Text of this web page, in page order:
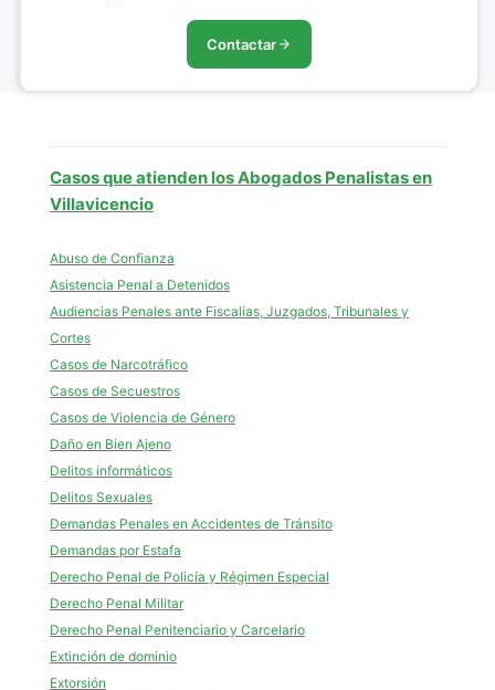
Contactar
Casos que atienden los Abogados Penalistas en
Villavicencio
Abuso de Confianza
Asistencia Penal a Detenidos
Audiencias Penales ante Fiscalias, Juzgados, Tribunales y
Cortes
Casos de Narcotráfico
Casos de Secuestros
Casos de Violencia de Género
Daño en Bien Ajeno
Delitos informáticos
Delitos Sexuales
Demandas Penales en Accidentes de Tránsito
Demandas por Estafa
Derecho Penal de Policía y Régimen Especial
Derecho Penal Militar
Derecho Penal Penitenciario y Carcelario
Extinción de dominio
Extorsión